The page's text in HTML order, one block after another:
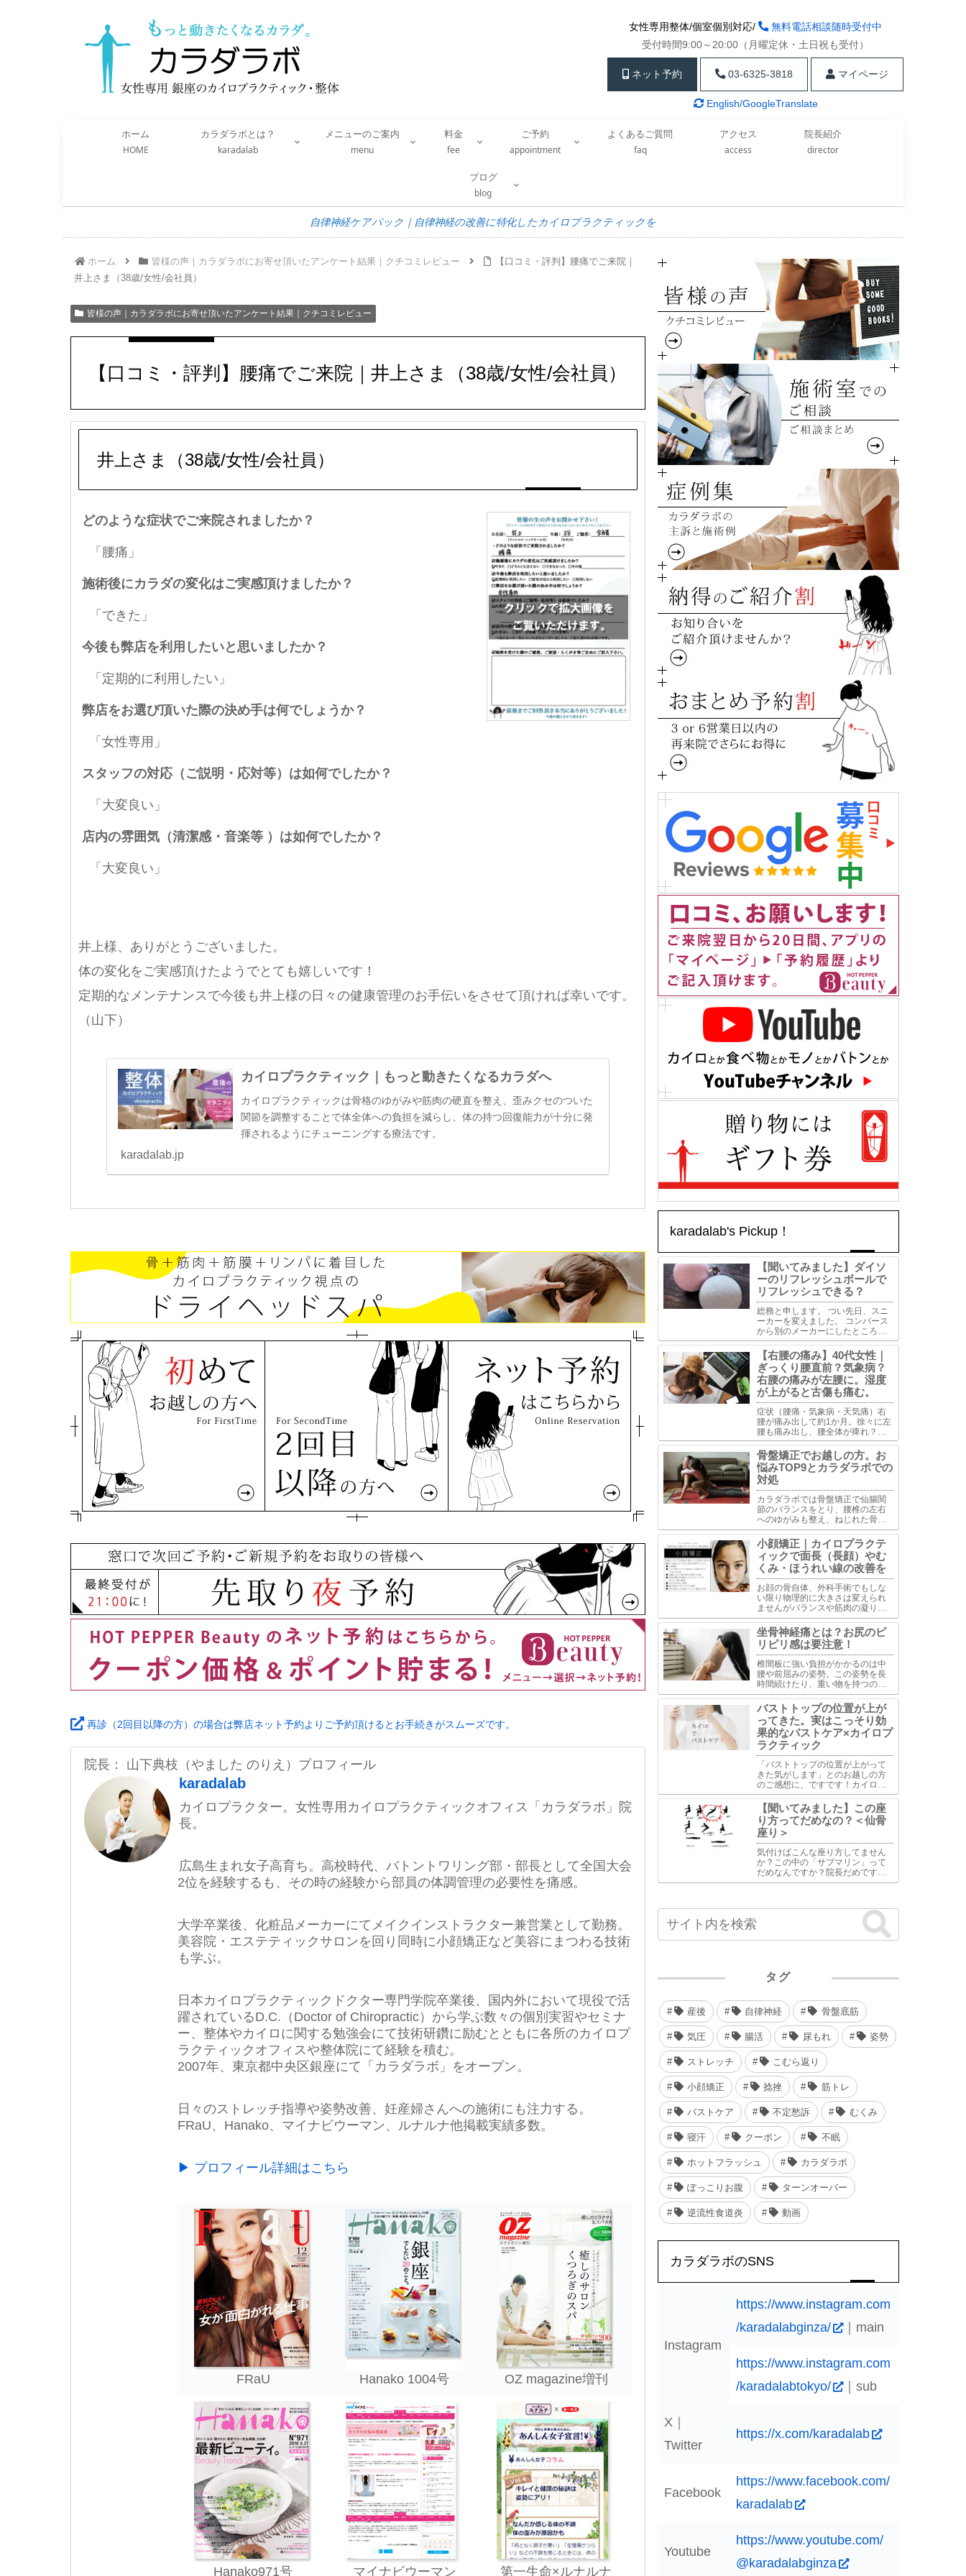
女性専用整体/個室個別対応/
無料電話相談随時受付中
受付時間9:00～20:00（月曜定休・土日祝も受付）
ネット予約 03-6325-3818 マイページ
English/GoogleTranslate
ホーム
HOME
カラダラボとは？
karadalab
メニューのご案内
menu
料金
fee
ご予約
appointment
よくあるご質問
faq
アクセス
access
院長紹介
director
ブログ
blog
自律神経ケアパック｜自律神経の改善に特化したカイロプラクティックを
ホーム 皆様の声｜カラダラボにお寄せ頂いたアンケート結果｜クチコミレビュー
【口コミ・評判】腰痛でご来院｜
井上さま（38歳/女性/会社員）
皆様の声｜カラダラボにお寄せ頂いたアンケート結果｜クチコミレビュー
【口コミ・評判】腰痛でご来院｜井上さま（38歳/女性/会社員）
井上さま（38歳/女性/会社員）
どのような症状でご来院されましたか？
「腰痛」
施術後にカラダの変化はご実感頂けましたか？
「できた」
今後も弊店を利用したいと思いましたか？
「定期的に利用したい」
弊店をお選び頂いた際の決め手は何でしょうか？
「女性専用」
スタッフの対応（ご説明・応対等）は如何でしたか？
「大変良い」
店内の雰囲気（清潔感・音楽等 ）は如何でしたか？
「大変良い」
井上様、ありがとうございました。
体の変化をご実感頂けたようでとても嬉しいです！
定期的なメンテナンスで今後も井上様の日々の健康管理のお手伝いをさせて頂ければ幸いです。
（山下）
カイロプラクティック｜もっと動きたくなるカラダへ
カイロプラクティックは骨格のゆがみや筋肉の硬直を整え、歪みクセのついた
関節を調整することで体全体への負担を減らし、体の持つ回復能力が十分に発
揮されるようにチューニングする療法です。
karadalab.jp
再診（2回目以降の方）の場合は弊店ネット予約よりご予約頂けるとお手続きがスムーズです。
院長： 山下典枝（やました のりえ）プロフィール
karadalab
カイロプラクター。女性専用カイロプラクティックオフィス「カラダラボ」院
長。
広島生まれ女子高育ち。高校時代、バトントワリング部・部長として全国大会
2位を経験するも、その時の経験から部員の体調管理の必要性を痛感。
大学卒業後、化粧品メーカーにてメイクインストラクター兼営業として勤務。
美容院・エステティックサロンを回り同時に小顔矯正など美容にまつわる技術
も学ぶ。
日本カイロプラクティックドクター専門学院卒業後、国内外において現役で活
躍されているD.C.（Doctor of Chiropractic）から学ぶ数々の個別実習やセミナ
ー、整体やカイロに関する勉強会にて技術研鑽に励むとともに各所のカイロプ
ラクティックオフィスや整体院にて経験を積む。
2007年、東京都中央区銀座にて「カラダラボ」をオープン。
日々のストレッチ指導や姿勢改善、妊産婦さんへの施術にも注力する。
FRaU、Hanako、マイナビウーマン、ルナルナ他掲載実績多数。
▶ プロフィール詳細はこちら
FRaU Hanako 1004号 OZ magazine増刊
Hanako971号 マイナビウーマン 第一生命×ルナルナ
karadalab's Pickup！
【聞いてみました】ダイソ
ーのリフレッシュボールで
リフレッシュできる？
総務と申します。 つい先日、スニ
ーカーを変えました。 コンバース
から別のメーカーにしたところ今
までせんべい布団だったものがふ
かふかベッドになったようで夢心
地。とはいかずふわふわしすぎて
足首くねくね固定できずで歩きづ
らい。で古傷うずいて軽い捻...
【右腰の痛み】40代女性｜
ぎっくり腰直前？気象病？
右腰の痛みが左腰に。湿度
が上がると古傷も痛む。
症状（腰痛・気象病・天気痛）右
腰が痛み出して約1か月。徐々に左
腰も痛み出し、腰全体が痺れ？麻
痺？した感覚。椅子から立ち上が
る時、グラグラした感じで以前経
験したぎっくり腰の時と似ていて
慎重に立ち上がっている。今は骨
盤ベルトで固定して生活してい...
骨盤矯正でお越しの方。お
悩みTOP9とカラダラボでの
対処
カラダラボでは骨盤矯正で仙腸関
節のバランスをとり、腰椎の左右
へのゆがみも整え、ねじれた骨盤
を安定させるようアプローチしま
す。骨盤を安定させることで体全
体のバランス整え、骨盤のゆがみ
が原因で生じた状態の改善を目指
します。
小顔矯正｜カイロプラクテ
ィックで面長（長顔）やむ
くみ・ほうれい線の改善を
お顔の骨自体、外科手術でもしな
い限り物理的に大きさは変えられ
ませんがバランスや筋肉の凝りに
よる各部の厚さの違いを調整する
ことは可能です。バランスで重視
するのは下顎と鼻骨と頬骨の水平
ライン・縦ライン・中間のライ
ン。多くの場合はこの部位の調整
が重要といえます。
坐骨神経痛とは？お尻のピ
リピリ感は要注意！
椎間板に強い負担がかかるのは中
腰や前屈みの姿勢。この姿勢を長
時間続けたり、重い物を持つのは
避けて下さい。また長時間座って
いる事も椎間板には過度な負担が
かかりますし、座っている姿勢に
よってはお尻周りの筋肉への影響
もあります。
バストトップの位置が上が
ってきた。実はこっそり効
果的なバストケア×カイロプ
ラクティック
「バストトップの位置が上がって
きた気がします」とのお越しの方
のご感想に、ですです！カイロっ
て地味に効果があるんです。バス
トケアに対するカイロプラクティ
ックの視点は単に胸部の問題とし
て捉えるのではなく、全身の骨
格・筋肉・神経系のバランスがバ
ス...
【聞いてみました】この座
り方ってだめなの？＜仙骨
座り＞
気付けばこんな座り方してません
か？この中の「サブマリン」って
だめなんですか？院長だめです。
うちの総務も夜になるとモニタを
めます。けど楽なのかいつの間に
か元に戻ってます。だめだめです...
タグ
産後 自律神経 骨盤底筋
気圧 腸活 尿もれ 姿勢
ストレッチ こむら返り
小顔矯正 捻挫 筋トレ
バストケア 不定愁訴 むくみ
寝汗 クーポン 不眠
ホットフラッシュ カラダラボ
ぽっこりお腹 ターンオーバー
逆流性食道炎 動画
カラダラボのSNS
Instagram
https://www.instagram.com
/karadalabginza/
｜main
https://www.instagram.com
/karadalabtokyo/
｜sub
X｜
Twitter
https://x.com/karadalab
Facebook
https://www.facebook.com/
karadalab
Youtube
https://www.youtube.com/
@karadalabginza